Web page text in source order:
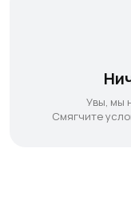
Увы, мы
Смягчите